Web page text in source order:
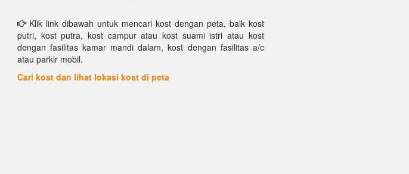
Klik link dibawah untuk mencari kost dengan peta, baik kost
putri, kost putra, kost campur atau kost suami istri atau kost
dengan fasilitas kamar mandi dalam, kost dengan fasilitas a/c
atau parkir mobil.
Cari kost dan lihat lokasi kost di peta